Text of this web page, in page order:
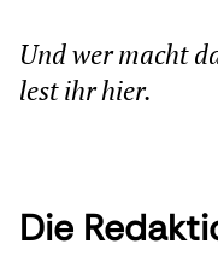
Und wer macht
lest ihr hier.
Die